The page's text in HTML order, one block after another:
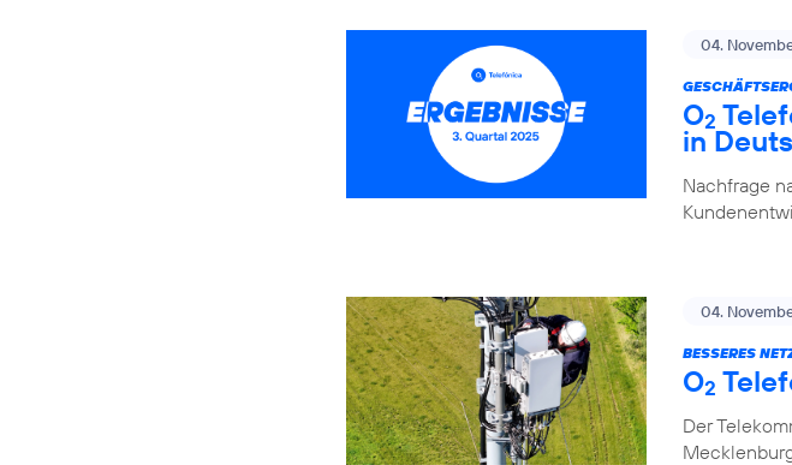
04.
O2
in
Nachfrage
04.
BESSERES
O2
Der